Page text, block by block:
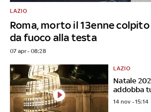
Roma, morto il 13enne
da fuoco alla testa
LAZIO
07 apr - 08:28
Natale
addobba
LAZIO
14 nov - 15:14